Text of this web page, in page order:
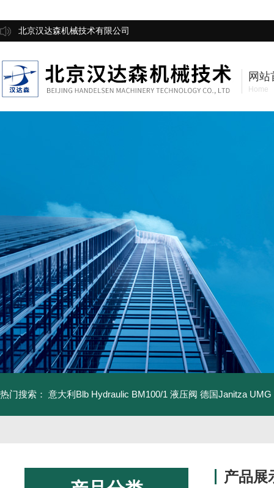
北京汉达森机械技术有限公司
网站
Home
热门搜索： 意大利Blb Hydraulic BM100/1 液压阀 德国Janitza UMG
产品展